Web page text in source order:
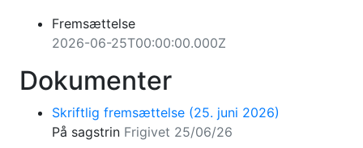
Fremsættelse
2026-06-25T00:00:00.000Z
Dokumenter
Skriftlig fremsættelse (25. juni 2026)
På sagstrin Frigivet 25/06/26